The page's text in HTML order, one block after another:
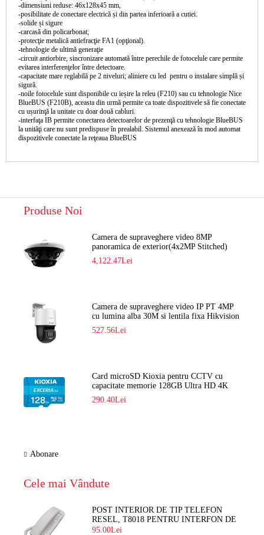
-dimensiuni reduse: 46x128x45 mm,
-posibilitate de conectare electrică și din partea inferioară a cutiei.
-solide și sigure
-carcasă din policarbonat;
-protecţie metalică antiefracţie FA1 (opţional).
-tehnologie de ultimă generaţie
-circuit antiorbire, sincronizare automată între perechile de fotocelule care permite
evitarea interferenţelor între detectoare.
-capacitate mare reglabilă pe 2 niveluri; aliniere cu led pentru o instalare simplă și
sigură.
-noile fotocelule sunt disponibile cu ieșire la releu (F210) sau cu tehnologie Nice
BlueBUS (F210B), aceasta din urmă permite ca toate dispozitivele să fie conectate
cu ușurinţă la unitate cu doar două cabluri.
-interfaţa IB permite conectarea detectoarelor de prezenţă cu tehnologie BlueBUS
la unităţi care nu sunt predispuse în prealabil. Sistemul anexează în mod automat
dispozitivele conectate la reţeaua BlueBUS
Produse Noi
Camera de supraveghere video 8MP
panoramica de exterior(4x2MP Stitched)
Navaio NGC-7482PR
4,122.47Lei
Camera de supraveghere video IP PT 4MP
cu lumina alba 30M si lentila fixa Hikvision
DS-2DE2C400SCG-E F1
527.56Lei
Card microSD Kioxia pentru CCTV cu
capacitate memorie 128GB Ultra HD 4K
LMEX2L128GG2
290.40Lei
Abonare
Cele mai Vândute
POST INTERIOR DE TIP TELEFON
RESEL, T8018 PENTRU INTERFON DE
BLOC
95.00Lei